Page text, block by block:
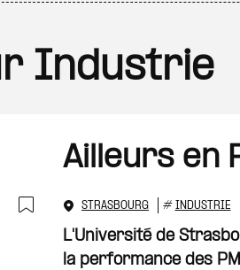
Industrie
Ajouter à ma
Ailleurs en
STRASBOURG # INDUSTRIE
L'Université de
la performance des